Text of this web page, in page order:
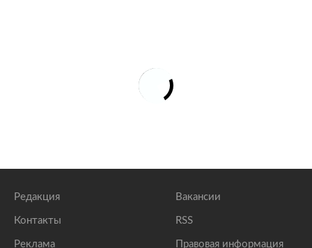
Редакция
Контакты
Реклама
Вакансии
RSS
Правовая информация